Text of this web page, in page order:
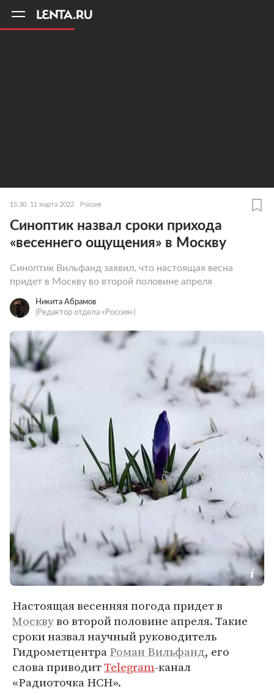
15:30, 11 марта 2022 Россия
Синоптик назвал сроки прихода
«весеннего ощущения» в Москву
Синоптик Вильфанд заявил, что настоящая весна
придет в Москву во второй половине апреля
Никита Абрамов
(Редактор отдела «Россия»)
Настоящая весенняя погода придет в
Москвуво второй половине апреля. Такие
сроки назвал научный руководитель
ГидрометцентраРоман Вильфанд, его
слова приводитTelegram-канал
«Радиоточка НСН».